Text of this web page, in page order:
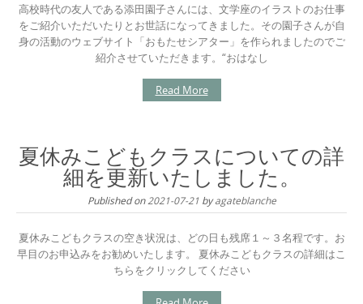
高校時代の友人である添田園子さんには、文学座のイラストのお仕事
をご紹介いただいたりとお世話になってきました。その園子さんが自
身の活動のウェブサイト「おもたせシアター」を作られましたのでご
紹介させていただきます。“おはなし
Read More
夏休みこどもクラスについての詳
細を更新いたしました。
Published on2021-07-21 byagateblanche
夏休みこどもクラスの空き状況は、どの日も残席１～３名程です。お
早目のお申込みをお勧めいたします。 夏休みこどもクラスの詳細はこ
ちらをクリックしてください